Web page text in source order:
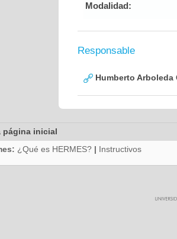
Modalidad:
Responsable
Humberto Arboleda
página inicial
¿Qué es HERMES? | Instructivos